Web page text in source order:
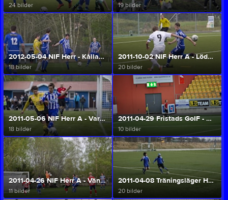
24 bilder 19 bilder
2012-05-04 NIF Herr - Kållandsö GoiF (Herr A/U)
18 bilder
2011-10-02 NIF Herr A - LödöseNygård (Herr A/U)
20 bilder
2011-05-06 NIF Herr A - Vara SK (Herr A/U)
18 bilder
2011-04-29 Fristads GoIF - NIF herr A (Herr A/U)
10 bilder
2011-04-26 NIF Herr A - Vänersborgs IF (Herr A/U)
11 bilder
2011-04-08 Träningsläger Helsingborg (Herr A/U)
20 bilder